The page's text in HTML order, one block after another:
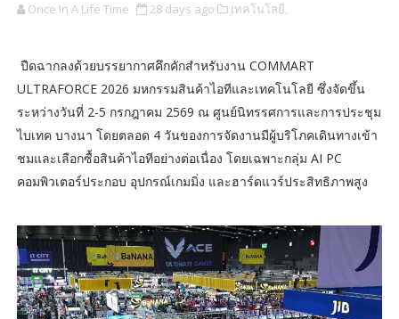
Once In A Life Time 28 days ago เทคโนโลยี,
ปืดฉากลงด้วยบรรยากาศคึกคักสำหรับงาน COMMART
ULTRAFORCE 2026 มหกรรมสินค้าไอทีและเทคโนโลยี ซึ่งจัดขึ้น
ระหว่างวันที่ 2-5 กรกฎาคม 2569 ณ ศูนย์นิทรรศการและการประชุม
ไบเทค บางนา โดยตลอด 4 วันของการจัดงานมีผู้บริโภคเดินทางเข้า
ชมและเลือกซื้อสินค้าไอทีอย่างต่อเนื่อง โดยเฉพาะกลุ่ม AI PC
คอมพิวเตอร์ประกอบ อุปกรณ์เกมมิ่ง และฮาร์ดแวร์ประสิทธิภาพสูง